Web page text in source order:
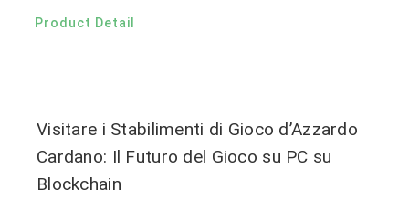
Product Detail
Visitare i Stabilimenti di Gioco d’Azzardo
Cardano: Il Futuro del Gioco su PC su
Blockchain